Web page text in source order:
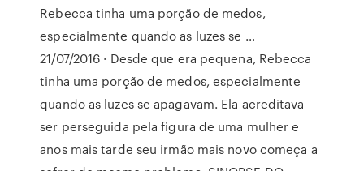
Rebecca tinha uma porção de medos,
especialmente quando as luzes se …
21/07/2016 · Desde que era pequena, Rebecca
tinha uma porção de medos, especialmente
quando as luzes se apagavam. Ela acreditava
ser perseguida pela figura de uma mulher e
anos mais tarde seu irmão mais novo começa a